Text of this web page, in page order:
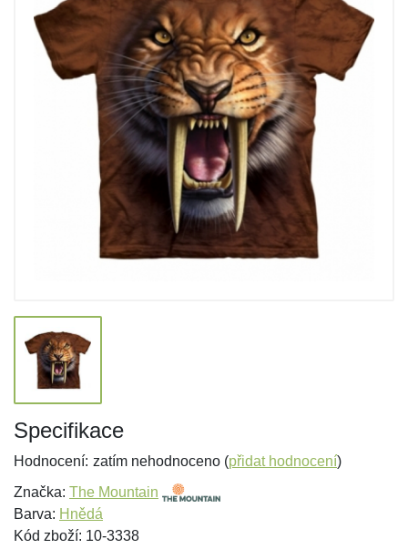
Specifikace
Hodnocení: zatím nehodnoceno (přidat hodnocení)
Značka: The Mountain
Barva: Hnědá
Kód zboží: 10-3338